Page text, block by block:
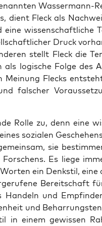
Was­ser­mann-
dient Fleck als
eine wis­sen­schaft­li­che
Druck
stellt Fleck die
als logi­sche Fol­ge des
Mei­nung Flecks
fal­scher
Rol­le zu, denn eine
sozia­len
sie
Es lie­ge
ein Denk­stil, eine
Bereit­schaft
Han­deln und
und
in einem gewis­sen